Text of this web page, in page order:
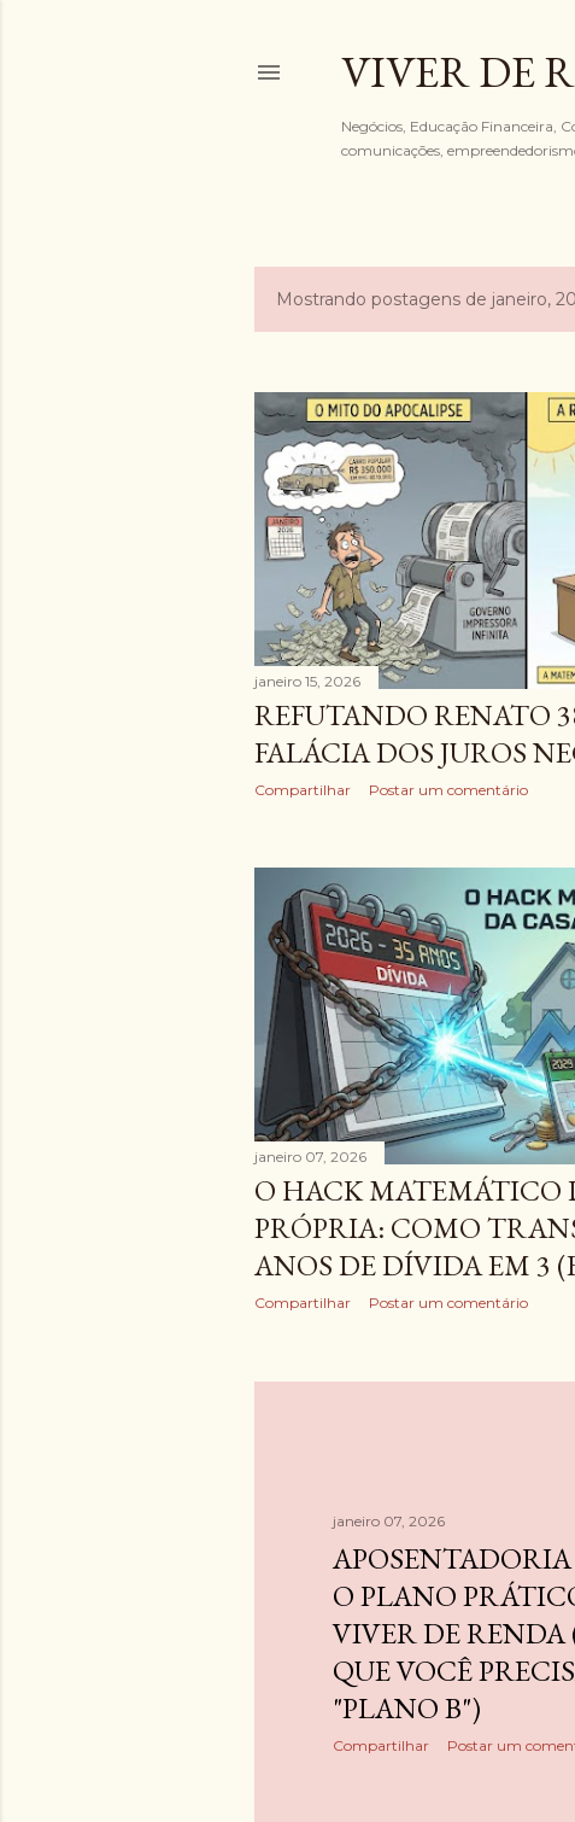
VIVER DE
Negócios, Educação Financeira,
comunicações,
P
s
t
a
g
n
s
Mostrando postagens de janeiro,
janeiro 15, 2026
REFUTANDO RENATO
FALÁCIA DOS JUROS
Compartilhar Postar um comentário
janeiro 07, 2026
O HACK MATEMÁTICO
PRÓPRIA: COMO
ANOS DE DÍVIDA EM 3
Compartilhar Postar um comentário
janeiro 07, 2026
O PLANO
VIVER DE RENDA
QUE VOCÊ
"PLANO B")
Compartilhar Postar um